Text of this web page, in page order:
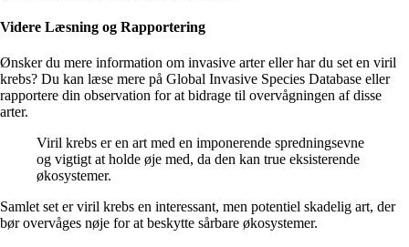
Videre Læsning og Rapportering
Ønsker du mere information om invasive arter eller har du set en viril
krebs? Du kan læse mere på Global Invasive Species Database eller
rapportere din observation for at bidrage til overvågningen af disse
arter.
Viril krebs er en art med en imponerende spredningsevne
og vigtigt at holde øje med, da den kan true eksisterende
økosystemer.
Samlet set er viril krebs en interessant, men potentiel skadelig art, der
bør overvåges nøje for at beskytte sårbare økosystemer.